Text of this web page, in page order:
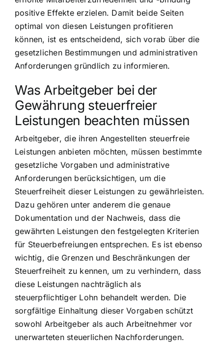
positive Effekte erzielen. Damit beide Seiten
optimal von diesen Leistungen profitieren
können, ist es entscheidend, sich vorab über die
gesetzlichen Bestimmungen und administrativen
Anforderungen gründlich zu informieren.
Was Arbeitgeber bei der
Gewährung steuerfreier
Leistungen beachten müssen
Arbeitgeber, die ihren Angestellten steuerfreie
Leistungen anbieten möchten, müssen bestimmte
gesetzliche Vorgaben und administrative
Anforderungen berücksichtigen, um die
Steuerfreiheit dieser Leistungen zu gewährleisten.
Dazu gehören unter anderem die genaue
Dokumentation und der Nachweis, dass die
gewährten Leistungen den festgelegten Kriterien
für Steuerbefreiungen entsprechen. Es ist ebenso
wichtig, die Grenzen und Beschränkungen der
Steuerfreiheit zu kennen, um zu verhindern, dass
diese Leistungen nachträglich als
steuerpflichtiger Lohn behandelt werden. Die
sorgfältige Einhaltung dieser Vorgaben schützt
sowohl Arbeitgeber als auch Arbeitnehmer vor
unerwarteten steuerlichen Nachforderungen.